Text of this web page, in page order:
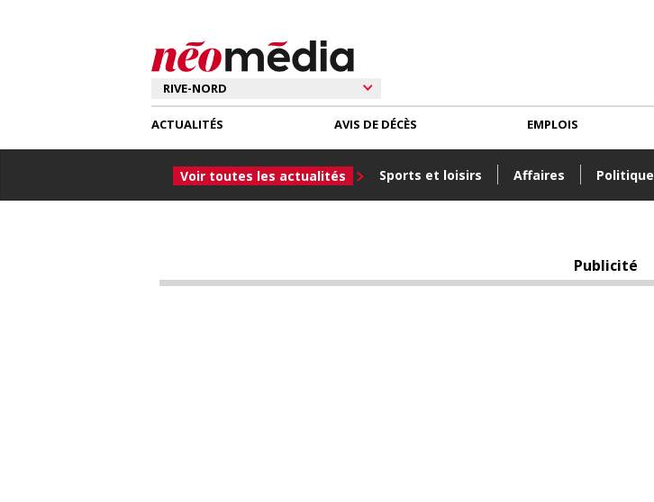
ACTUALITÉS
Voir toutes les actualités Sports et loisirs Affaires Politique
AVIS DE DÉCÈS EMPLOIS
Publicité